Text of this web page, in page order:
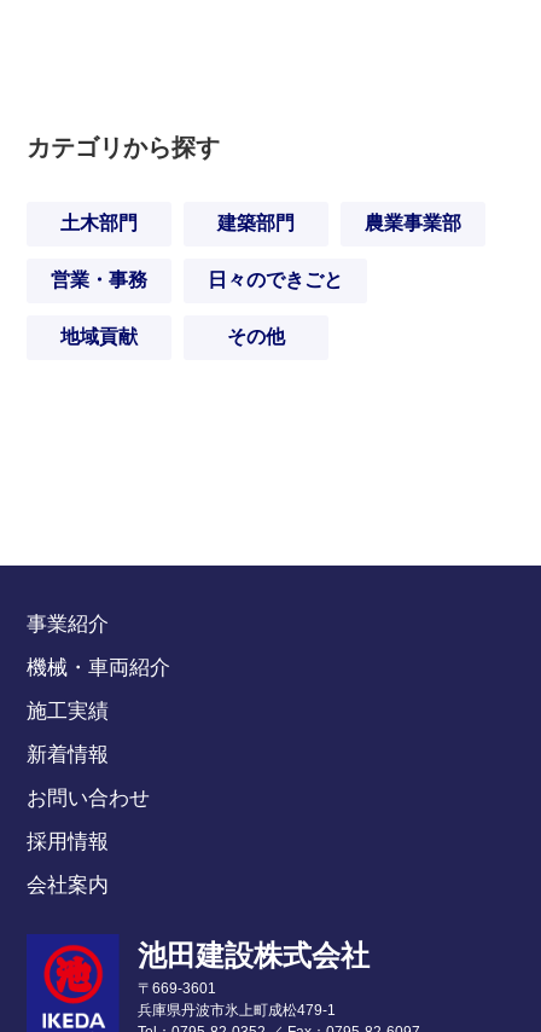
カテゴリから探す
土木部門 建築部門 農業事業部
営業・事務 日々のできごと
地域貢献 その他
池田建設株式会社
〒669-3601
兵庫県丹波市氷上町成松479-1
事業紹介
機械・車両紹介
施工実績
新着情報
お問い合わせ
採用情報
会社案内